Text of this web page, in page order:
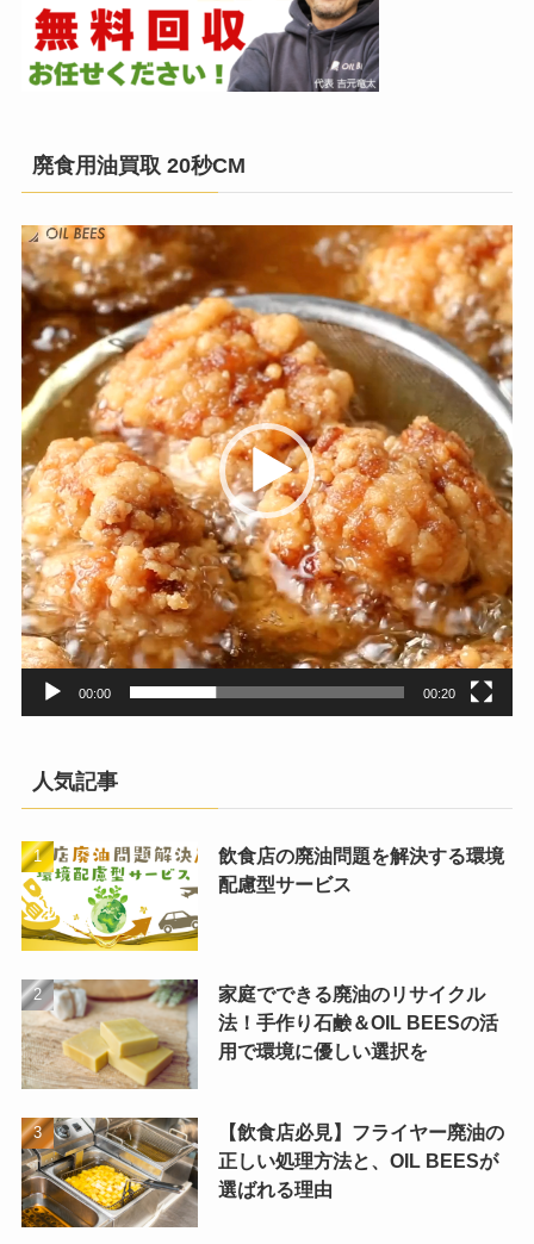
廃食用油買取 20秒CM
動
画
プ
レ
ー
ヤ
ー
00:00 00:20
人気記事
飲食店の廃油問題を解決する環境
配慮型サービス
家庭でできる廃油のリサイクル
法！手作り石鹸＆OIL BEESの活
用で環境に優しい選択を
【飲食店必見】フライヤー廃油の
正しい処理方法と、OIL BEESが
選ばれる理由